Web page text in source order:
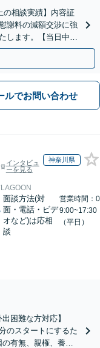
の相談実績】内容証
謝料の減額交渉に強
します。【当日中の
ルでお問い合わせ
インタビュ
ーを見る
神奈川県
面談方法(対
面・電話・ビデ
オなど)は応相
談
営業時間：0
9:00~17:30
（平日）
困難な方対応】
のスタートにするた
有無、親権、養育